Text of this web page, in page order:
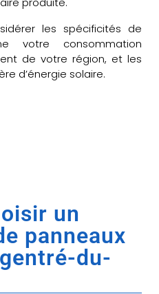
les spécificités de
votre consommation
de votre région, et les
d’énergie solaire.
un
panneaux
du-